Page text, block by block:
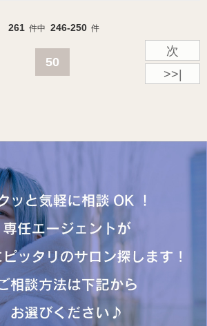
261 件中 246-250 件
50
次
>>|